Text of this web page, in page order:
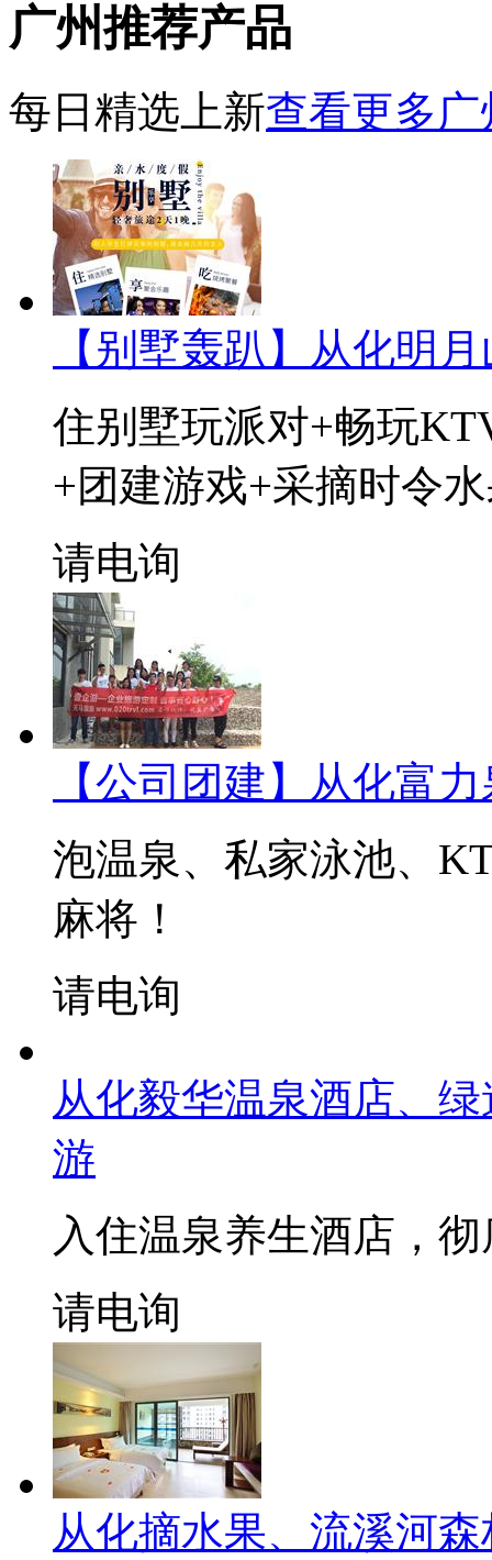
广州推荐产品
每日精选上新查看更多广
【别墅轰趴】从化明
住别墅玩派对+畅玩
+团建游戏+采摘时令
请电询
【公司团建】从化富
泡温泉、私家泳池、
麻将！
请电询
从化毅华温泉酒店、
游
入住温泉养生酒店，
请电询
从化摘水果、流溪河